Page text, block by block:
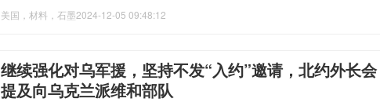
美国，材料，石墨2024-12-05 09:48:12
继续强化对乌军援，坚持不发“入约”邀请，北约外长会
提及向乌克兰派维和部队